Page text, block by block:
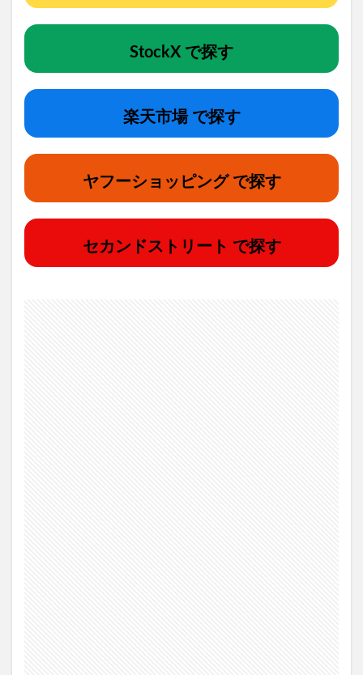
StockX で探す
楽天市場 で探す
ヤフーショッピング で探す
セカンドストリート で探す